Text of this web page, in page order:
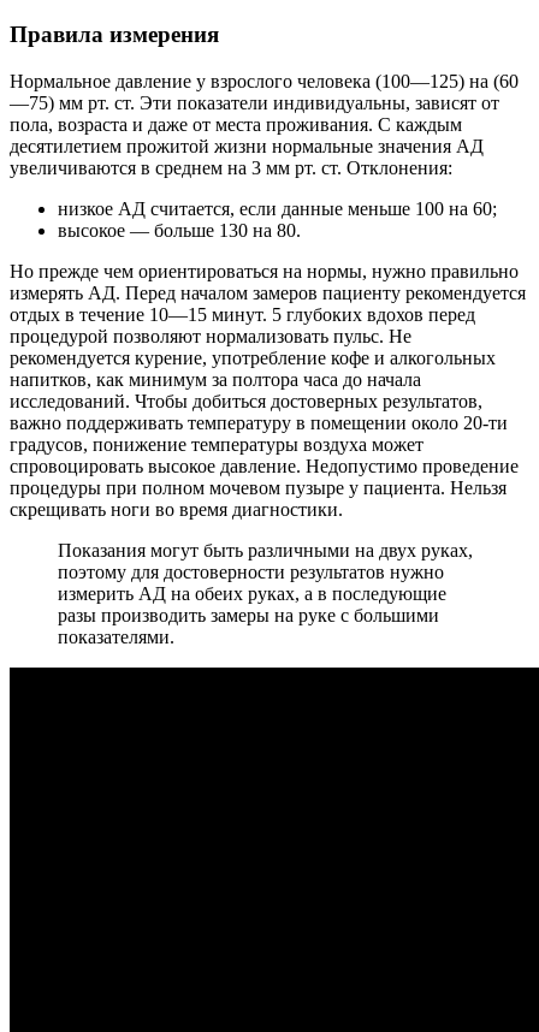
Правила измерения
Нормальное давление у взрослого человека (100—125) на (60
—75) мм рт. ст. Эти показатели индивидуальны, зависят от
пола, возраста и даже от места проживания. С каждым
десятилетием прожитой жизни нормальные значения АД
увеличиваются в среднем на 3 мм рт. ст. Отклонения:
низкое АД считается, если данные меньше 100 на 60;
высокое — больше 130 на 80.
Но прежде чем ориентироваться на нормы, нужно правильно
измерять АД. Перед началом замеров пациенту рекомендуется
отдых в течение 10—15 минут. 5 глубоких вдохов перед
процедурой позволяют нормализовать пульс. Не
рекомендуется курение, употребление кофе и алкогольных
напитков, как минимум за полтора часа до начала
исследований. Чтобы добиться достоверных результатов,
важно поддерживать температуру в помещении около 20-ти
градусов, понижение температуры воздуха может
спровоцировать высокое давление. Недопустимо проведение
процедуры при полном мочевом пузыре у пациента. Нельзя
скрещивать ноги во время диагностики.
Показания могут быть различными на двух руках,
поэтому для достоверности результатов нужно
измерить АД на обеих руках, а в последующие
разы производить замеры на руке с большими
показателями.